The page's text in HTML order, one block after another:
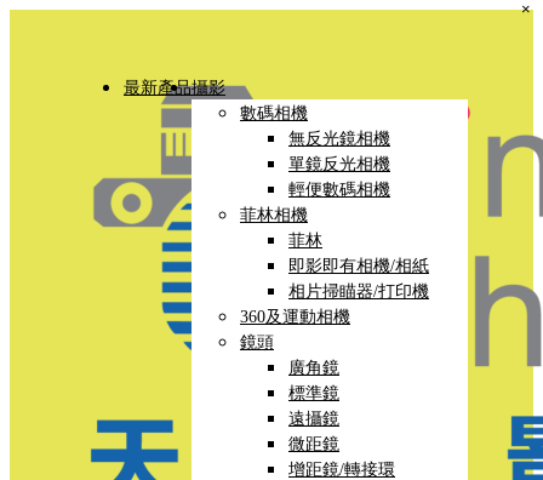
最新產品攝影
數碼相機
無反光鏡相機
單鏡反光相機
輕便數碼相機
菲林相機
菲林
即影即有相機/相紙
相片掃瞄器/打印機
360及運動相機
鏡頭
廣角鏡
標準鏡
遠攝鏡
微距鏡
增距鏡/轉接環
×